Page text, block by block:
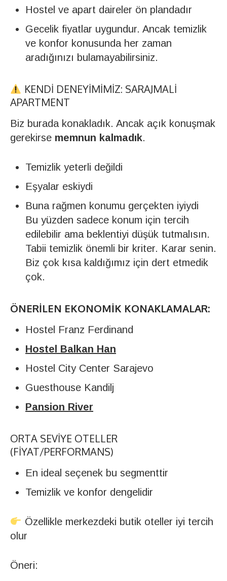
Hostel ve apart daireler ön plandadır
Gecelik fiyatlar uygundur. Ancak temizlik
ve konfor konusunda her zaman
aradığınızı bulamayabilirsiniz.
KENDI DENEYIMIMIZ: SARAJMALI
APARTMENT
Biz burada konakladık. Ancak açık konuşmak
gerekirse memnun kalmadık.
Temizlik yeterli değildi
Eşyalar eskiydi
Buna rağmen konumu gerçekten iyiydi
Bu yüzden sadece konum için tercih
edilebilir ama beklentiyi düşük tutmalısın.
Tabii temizlik önemli bir kriter. Karar senin.
Biz çok kısa kaldığımız için dert etmedik
çok.
ÖNERILEN EKONOMIK KONAKLAMALAR:
Hostel Franz Ferdinand
Hostel Balkan Han
Hostel City Center Sarajevo
Guesthouse Kandilj
Pansion River
ORTA SEVIYE OTELLER
(FIYAT/PERFORMANS)
En ideal seçenek bu segmenttir
Temizlik ve konfor dengelidir
Özellikle merkezdeki butik oteller iyi tercih
olur
Öneri: